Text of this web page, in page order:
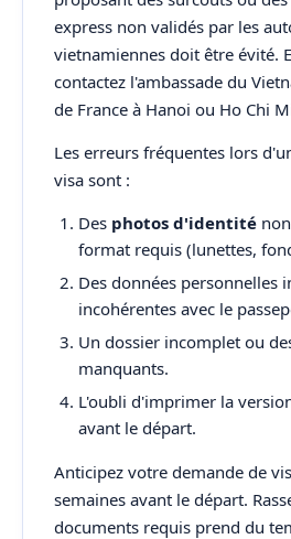
express non validés par les
vietnamiennes doit être évité.
contactez l'ambassade du
de France à Hanoi ou Ho Chi
Les erreurs fréquentes lors
visa sont :
Des photos d'identité
format requis (lunettes,
Des données personnelles
incohérentes avec le
Un dossier incomplet ou
manquants.
L'oubli d'imprimer la
avant le départ.
Anticipez votre demande de
semaines avant le départ.
documents requis prend du